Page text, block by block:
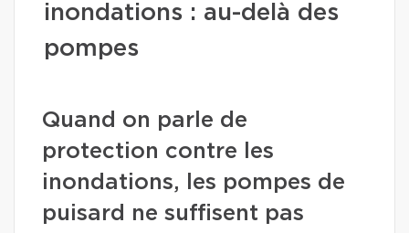
inondations : au-delà des
pompes
Quand on parle de
protection contre les
inondations, les pompes de
puisard ne suffisent pas